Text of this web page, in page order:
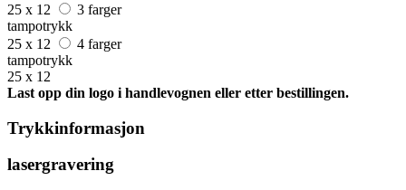
25 x 12
3 farger
tampotrykk
25 x 12
4 farger
tampotrykk
25 x 12
Last opp din logo i handlevognen eller etter bestillingen.
Trykkinformasjon
lasergravering